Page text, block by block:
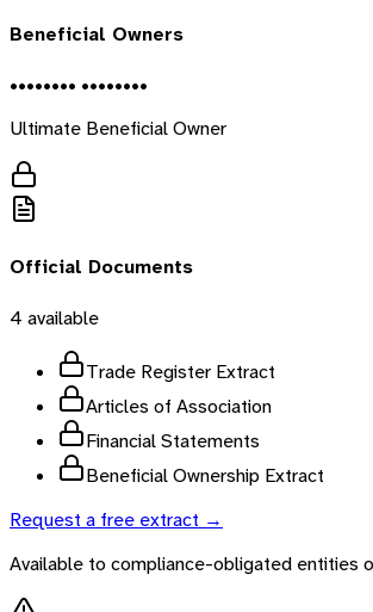
Beneficial Owners
•••••••• ••••••••
Ultimate Beneficial Owner
Official Documents
4 available
Trade Register Extract
Articles of Association
Financial Statements
Beneficial Ownership Extract
Request a free extract →
Available to compliance-obligated entities